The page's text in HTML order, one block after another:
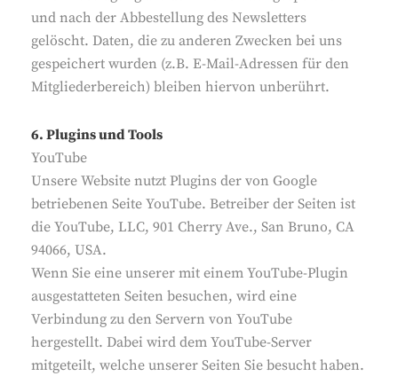
und nach der Abbestellung des Newsletters
gelöscht. Daten, die zu anderen Zwecken bei uns
gespeichert wurden (z.B. E-Mail-Adressen für den
Mitgliederbereich) bleiben hiervon unberührt.
6. Plugins und Tools
YouTube
Unsere Website nutzt Plugins der von Google
betriebenen Seite YouTube. Betreiber der Seiten ist
die YouTube, LLC, 901 Cherry Ave., San Bruno, CA
94066, USA.
Wenn Sie eine unserer mit einem YouTube-Plugin
ausgestatteten Seiten besuchen, wird eine
Verbindung zu den Servern von YouTube
hergestellt. Dabei wird dem YouTube-Server
mitgeteilt, welche unserer Seiten Sie besucht haben.